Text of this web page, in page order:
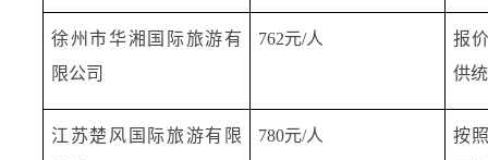
徐州市华湘国际旅游有
限公司
762元/人
报
供
江苏楚风国际旅游有限
780元/人
按